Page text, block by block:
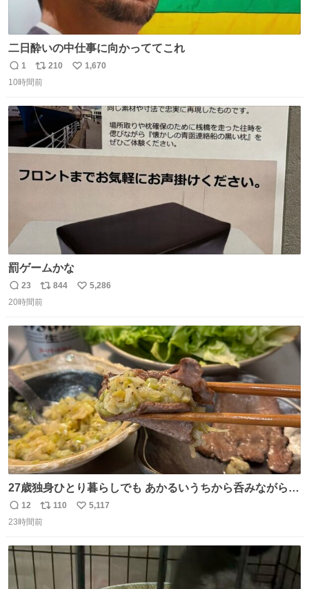
二日酔いの中仕事に向かっててこれ
返
信
1
リ
ポ
ト
数
210
い
数
1,670
10時間前
罰ゲームかな
返
信
23
リ
ポ
ト
数
844
い
数
5,286
20時間前
27歳独身ひとり暮らしでも あかるいうちから呑みながらキ
返
信
12
リ
ポ
ト
110
い
数
5,117
23時間前